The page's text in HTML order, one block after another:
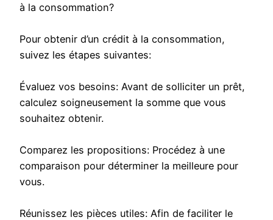
à la consommation?
Pour obtenir d’un crédit à la consommation,
suivez les étapes suivantes:
Évaluez vos besoins: Avant de solliciter un prêt,
calculez soigneusement la somme que vous
souhaitez obtenir.
Comparez les propositions: Procédez à une
comparaison pour déterminer la meilleure pour
vous.
Réunissez les pièces utiles: Afin de faciliter le